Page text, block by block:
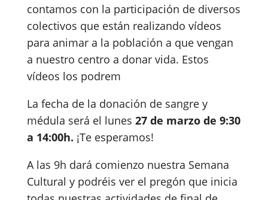
contamos con la participación de diversos
colectivos que están realizando vídeos
para animar a la población a que vengan
a nuestro centro a donar vida. Estos
vídeos los podrem
La fecha de la donación de sangre y
médula será el lunes 27 de marzo de 9:30
a 14:00h. ¡Te esperamos!
A las 9h dará comienzo nuestra Semana
Cultural y podréis ver el pregón que inicia